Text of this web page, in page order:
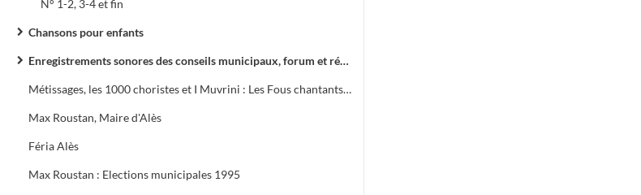
N° 1-2, 3-4 et fin
Chansons pour enfants
Enregistrements sonores des conseils municipaux, forum et réunions de quartier
Métissages, les 1000 choristes et I Muvrini : Les Fous chantants d'Alès
Max Roustan, Maire d'Alès
Féria Alès
Max Roustan : Elections municipales 1995